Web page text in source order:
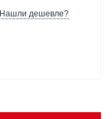
Нашли дешевле?